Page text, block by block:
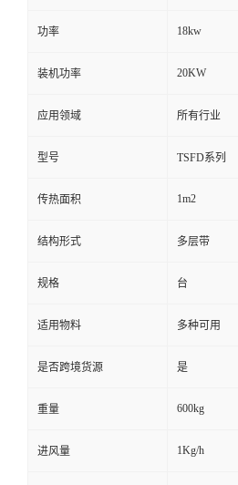
功率 18kw
装机功率 20KW
应用领域 所有行业
型号 TSFD系列
传热面积 1m2
结构形式 多层带
规格 台
适用物料 多种可用
是否跨境货源 是
重量 600kg
进风量 1Kg/h